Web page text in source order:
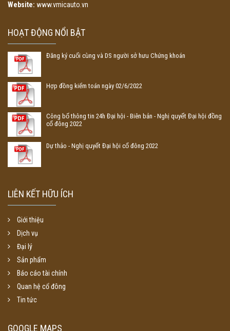
Website: www.vmicauto.vn
HOẠT ĐỘNG NỔI BẬT
Đăng ký cuối cùng và DS người sở hưu Chứng khoán
Hợp đồng kiểm toán ngày 02/6/2022
Công bố thông tin 24h Đại hội - Biên bản - Nghị quyết Đại hội đồng
cổ đông 2022
Dự thảo - Nghị quyết Đại hội cổ đông 2022
LIÊN KẾT HỮU ÍCH
Giới thiệu
Dịch vụ
Đại lý
Sản phẩm
Báo cáo tài chính
Quan hệ cổ đông
Tin tức
GOOGLE MAPS